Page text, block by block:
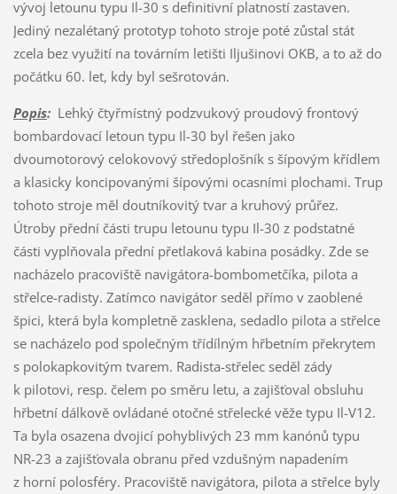
vývoj letounu typu Il-30 s definitivní platností zastaven.
Jediný nezalétaný prototyp tohoto stroje poté zůstal stát
zcela bez využití na továrním letišti Iljušinovi OKB, a to až do
počátku 60. let, kdy byl sešrotován.
Popis:Lehký čtyřmístný podzvukový proudový frontový
bombardovací letoun typu Il-30 byl řešen jako
dvoumotorový celokovový středoplošník s šípovým křídlem
a klasicky koncipovanými šípovými ocasními plochami. Trup
tohoto stroje měl doutníkovitý tvar a kruhový průřez.
Útroby přední části trupu letounu typu Il-30 z podstatné
části vyplňovala přední přetlaková kabina posádky. Zde se
nacházelo pracoviště navigátora-bombometčíka, pilota a
střelce-radisty. Zatímco navigátor seděl přímo v zaoblené
špici, která byla kompletně zasklena, sedadlo pilota a střelce
se nacházelo pod společným třídílným hřbetním překrytem
s polokapkovitým tvarem. Radista-střelec seděl zády
k pilotovi, resp. čelem po směru letu, a zajišťoval obsluhu
hřbetní dálkově ovládané otočné střelecké věže typu Il-V12.
Ta byla osazena dvojicí pohyblivých 23 mm kanónů typu
NR-23 a zajišťovala obranu před vzdušným napadením
z horní polosféry. Pracoviště navigátora, pilota a střelce byly